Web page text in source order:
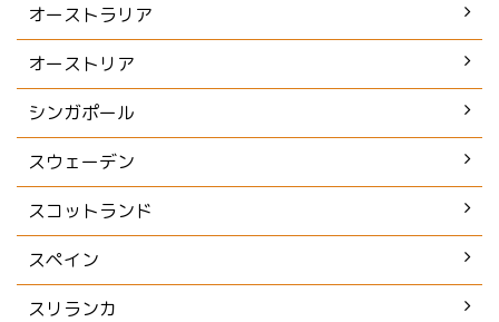
オーストラリア
オーストリア
シンガポール
スウェーデン
スコットランド
スペイン
スリランカ